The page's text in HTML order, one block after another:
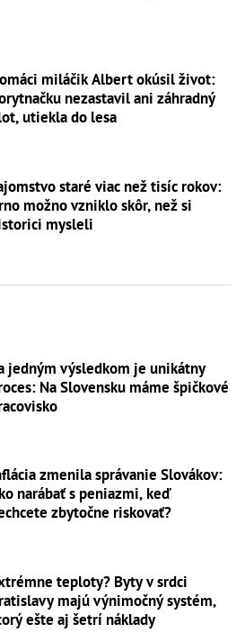
miláčik Albert okúsil život:
nezastavil ani záhradný
utiekla do lesa
staré viac než tisíc rokov:
možno vzniklo skôr, než si
mysleli
jedným výsledkom je unikátny
Na Slovensku máme špičkové
zmenila správanie Slovákov:
narábať s peniazmi, keď
zbytočne riskovať?
teploty? Byty v srdci
majú výnimočný systém,
ešte aj šetrí náklady